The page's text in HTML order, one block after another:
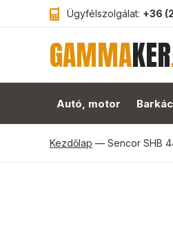
Ügyfélszolgálat: +36
GAMMAKER
Autó, motor
Kezdőlap — Sencor SHB